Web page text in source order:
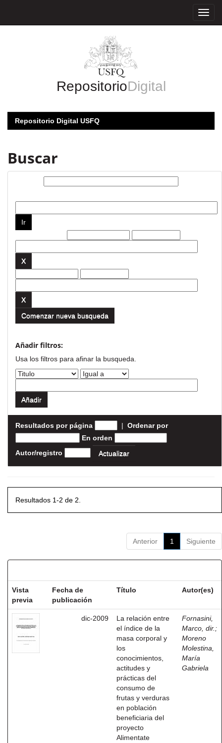
RepositorioDigital
Repositorio Digital USFQ
Buscar
Comenzar nueva busqueda
Añadir filtros:
Usa los filtros para afinar la busqueda.
Resultados por página | Ordenar por
En orden
Autor/registro
Resultados 1-2 de 2.
Anterior 1 Siguiente
Vista
previa
Fecha de
publicación
Título Autor(es)
dic-2009
La relación entre
el índice de la
masa corporal y
los
conocimientos,
actitudes y
prácticas del
consumo de
frutas y verduras
en población
beneficiaria del
proyecto
Alimentate
Fornasini,
Marco, dir. ;
Moreno
Molestina,
María
Gabriela